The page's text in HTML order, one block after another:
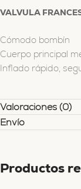
VALVULA
Cómodo bombín
Cuerpo principal
Inflado rápido,
Valoraciones (0)
Envío
Productos